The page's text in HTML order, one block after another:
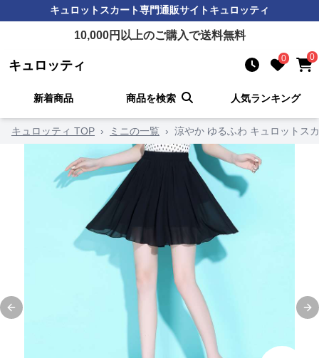
キュロットスカート専門通販サイトキュロッティ
10,000円以上のご購入で送料無料
キュロッティ 0 0
新着商品 商品を検索 人気ランキング
キュロッティ TOP › ミニの一覧 › 涼やか ゆるふわ キュロットス
Previous slide